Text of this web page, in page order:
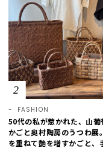
2
FASHION
50代の私が惹かれた、山葡
かごと奥村陶房のうつわ展
を重ねて艶を増すかごと、